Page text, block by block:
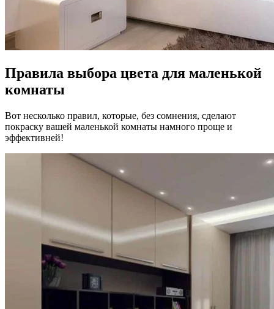
Правила выбора цвета для маленькой
комнаты
Вот несколько правил, которые, без сомнения, сделают
покраску вашей маленькой комнаты намного проще и
эффективней!